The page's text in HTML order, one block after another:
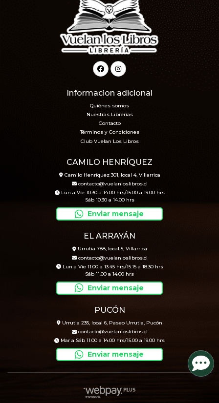
Informacion adicional
Quiénes somos
Nuestras Librerías
Contacto
Términos y Condiciones
Club Vuelan Los Libros
CAMILO HENRÍQUEZ
Camilo Henríquez 301, local 4, Villarrica
contacto@vuelanloslibros.cl
Lun a Vie 10.30 a 14.00 hrs/15.00 a 19.00 hrs
Sáb 10.30 a 14.00 hrs
Enviar mensaje
EL ARRAYÁN
Urrutia 788, local 5, Villarrica
contacto@vuelanloslibros.cl
Lun a Vie 11.00 a 13.45 hrs/15.15 a 18.30 hrs
Sáb 11.00 a 14.00 hrs
Enviar mensaje
PUCÓN
Urrutia 235, local 6, Paseo Urrutia, Pucón
contacto@vuelanloslibros.cl
Mar a Sáb 11.00 a 14.00 hrs/15.00 a 19.00 hrs
Enviar mensaje